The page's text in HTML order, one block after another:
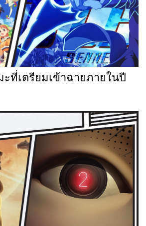
ที่เตรียมเข้าฉายภายในปี